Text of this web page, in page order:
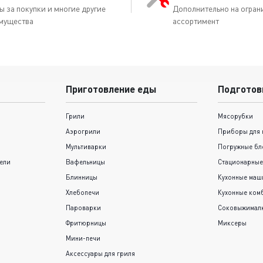
за покупки и многие другие
Дополнительно на
ассортимент
Приготовление еды
Грили
Аэрогрили
Мультиварки
Вафельницы
Блинницы
Хлебопечи
Пароварки
Фритюрницы
Мини-печи
Аксессуары для гриля
Мясорубки
Приборы для
Погружные
Кухонные
Кухонные
Миксеры